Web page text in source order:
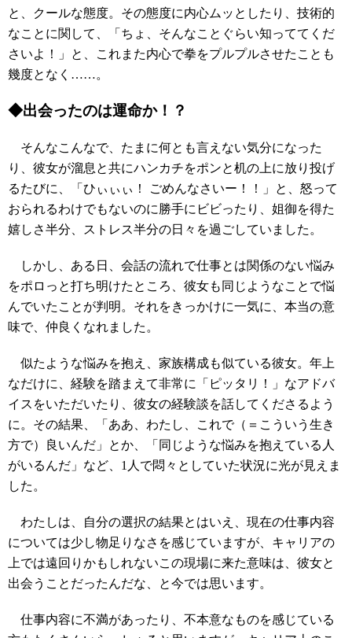
と、クールな態度。その態度に内心ムッとしたり、技術的
なことに関して、「ちょ、そんなことぐらい知っててくだ
さいよ！」と、これまた内心で拳をプルプルさせたことも
幾度となく……。
◆出会ったのは運命か！？
そんなこんなで、たまに何とも言えない気分になった
り、彼女が溜息と共にハンカチをポンと机の上に放り投げ
るたびに、「ひぃぃぃ！ ごめんなさいー！！」と、怒って
おられるわけでもないのに勝手にビビったり、姐御を得た
嬉しさ半分、ストレス半分の日々を過ごしていました。
しかし、ある日、会話の流れで仕事とは関係のない悩み
をポロっと打ち明けたところ、彼女も同じようなことで悩
んでいたことが判明。それをきっかけに一気に、本当の意
味で、仲良くなれました。
似たような悩みを抱え、家族構成も似ている彼女。年上
なだけに、経験を踏まえて非常に「ピッタリ！」なアドバ
イスをいただいたり、彼女の経験談を話してくださるよう
に。その結果、「ああ、わたし、これで（＝こういう生き
方で）良いんだ」とか、「同じような悩みを抱えている人
がいるんだ」など、1人で悶々としていた状況に光が見えま
した。
わたしは、自分の選択の結果とはいえ、現在の仕事内容
については少し物足りなさを感じていますが、キャリアの
上では遠回りかもしれないこの現場に来た意味は、彼女と
出会うことだったんだな、と今では思います。
仕事内容に不満があったり、不本意なものを感じている